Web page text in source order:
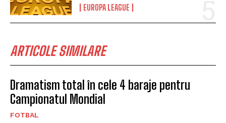
EUROPA LEAGUE
ARTICOLE SIMILARE
Dramatism total în cele 4 baraje pentru
Campionatul Mondial
FOTBAL